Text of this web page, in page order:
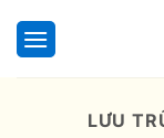
qua
LƯU